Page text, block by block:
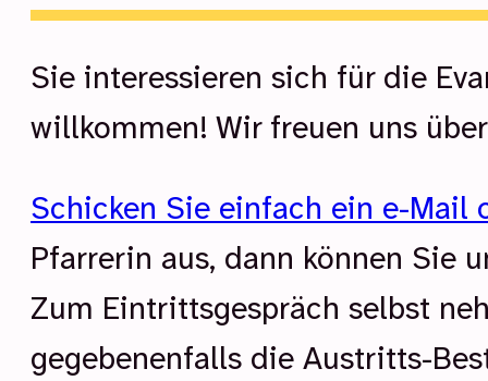
Sie interessieren sich für die
willkommen! Wir freuen uns
Schicken Sie einfach ein e-Mail
Pfarrerin aus, dann können Sie
Zum Eintrittsgespräch selbst
gegebenenfalls die Austritts-